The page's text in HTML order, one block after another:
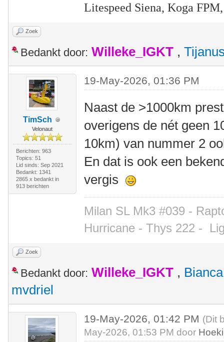
Litespeed Siena, Koga
Zoek
Bedankt door: Willeke_IGKT ,
TimSch
Velonaut
Berichten: 963
Topics: 51
Lid sinds: Sep 2021
Bedankt: 1341
2865 x bedankt in
913 berichten
19-May-2026, 01:36 PM
Naast de >1000km
overigens de nét geen
10km) van nummer 2
En dat is ook een
vergis
Milan SL Mk3 #039 -
Hurricane - Thys 222 -
Zoek
Bedankt door: Willeke_IGKT ,
mvdriel
19-May-2026, 01:42 PM (Dit
May-2026, 01:53 PM door